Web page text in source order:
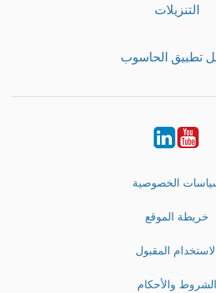
التنزيلات
تطبيق الحاسوب
Youtube
LinkedIn
الخصوصية
خريطة الموقع
المقبول
الشروط والأحكام